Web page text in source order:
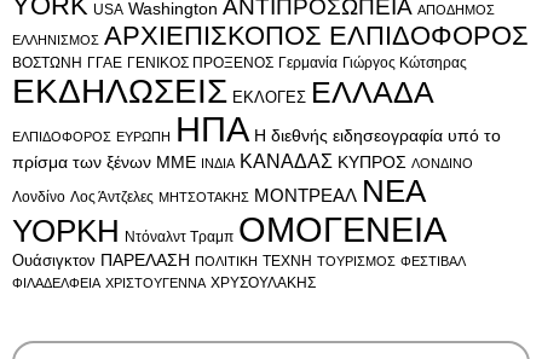
USA Washington ΑΝΤΙΠΡΟΣΩΠΕΙΑ ΑΠΟΔΗΜΟΣ
ΕΛΛΗΝΙΣΜΟΣ ΑΡΧΙΕΠΙΣΚΟΠΟΣ ΕΛΠΙΔΟΦΟΡΟΣ
ΒΟΣΤΩΝΗ ΓΓΑΕ ΓΕΝΙΚΟΣ ΠΡΟΞΕΝΟΣ Γερμανία Γιώργος Κώτσηρας
ΕΚΔΗΛΩΣΕΙΣ ΕΚΛΟΓΕΣ ΕΛΛΑΔΑ
ΕΛΠΙΔΟΦΟΡΟΣ ΕΥΡΩΠΗ ΗΠΑ Η διεθνής ειδησεογραφία υπό το
πρίσμα των ξένων ΜΜΕ
ΙΝΔΙΑ ΚΑΝΑΔΑΣ ΚΥΠΡΟΣ ΛΟΝΔΙΝΟ
Λονδίνο Λος Άντζελες ΜΗΤΣΟΤΑΚΗΣ ΜΟΝΤΡΕΑΛ ΝΕΑ
ΥΟΡΚΗ Ντόναλντ Τραμπ ΟΜΟΓΕΝΕΙΑ
Ουάσιγκτον ΠΑΡΕΛΑΣΗ ΠΟΛΙΤΙΚΗ ΤΕΧΝΗ ΤΟΥΡΙΣΜΟΣ ΦΕΣΤΙΒΑΛ
ΦΙΛΑΔΕΛΦΕΙΑ ΧΡΙΣΤΟΥΓΕΝΝΑ ΧΡΥΣΟΥΛΑΚΗΣ